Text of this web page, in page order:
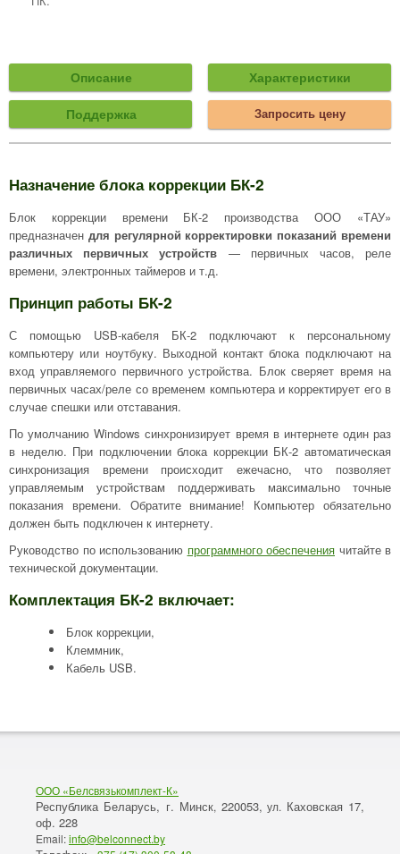
Описание Характеристики
Поддержка Запросить цену
Назначение блока коррекции БК-2
Блок коррекции времени БК-2 производства ООО «ТАУ»
предназначен для регулярной корректировки показаний времени
различных первичных устройств — первичных часов, реле
времени, электронных таймеров и т.д.
Принцип работы БК-2
С помощью USB-кабеля БК-2 подключают к персональному
компьютеру или ноутбуку. Выходной контакт блока подключают на
вход управляемого первичного устройства. Блок сверяет время на
первичных часах/реле со временем компьютера и корректирует его в
случае спешки или отставания.
По умолчанию Windows синхронизирует время в интернете один раз
в неделю. При подключении блока коррекции БК-2 автоматическая
синхронизация времени происходит ежечасно, что позволяет
управляемым устройствам поддерживать максимально точные
показания времени. Обратите внимание! Компьютер обязательно
должен быть подключен к интернету.
Руководство по использованию программного обеспечения читайте в
технической документации.
Комплектация БК-2 включает:
Блок коррекции,
Клеммник,
Кабель USB.
ООО «Белсвязькомплект-К»
Республика Беларусь, г. Минск, 220053, ул. Каховская 17,
оф. 228
Email:info@belconnect.by